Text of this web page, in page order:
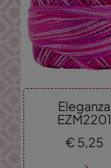
Eleganza
EZM2201
€ 5,25